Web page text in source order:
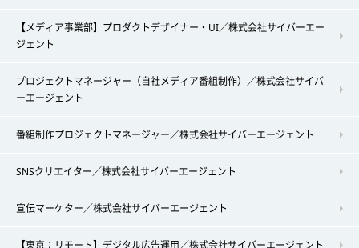
【メディア事業部】プロダクトデザイナー・UI／株式会社サイバーエー
ジェント
プロジェクトマネージャー（自社メディア番組制作）／株式会社サイバ
ーエージェント
番組制作プロジェクトマネージャー／株式会社サイバーエージェント
SNSクリエイター／株式会社サイバーエージェント
宣伝マーケター／株式会社サイバーエージェント
【東京：リモート】デジタル広告運用／株式会社サイバーエージェント